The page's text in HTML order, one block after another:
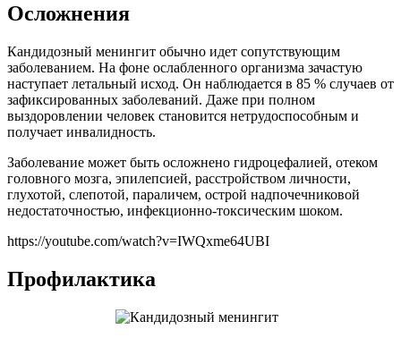
Осложнения
Кандидозный менингит обычно идет сопутствующим
заболеванием. На фоне ослабленного организма зачастую
наступает летальный исход. Он наблюдается в 85 % случаев от
зафиксированных заболеваний. Даже при полном
выздоровлении человек становится нетрудоспособным и
получает инвалидность.
Заболевание может быть осложнено гидроцефалией, отеком
головного мозга, эпилепсией, расстройством личности,
глухотой, слепотой, параличем, острой надпочечниковой
недостаточностью, инфекционно-токсическим шоком.
https://youtube.com/watch?v=IWQxme64UBI
Профилактика